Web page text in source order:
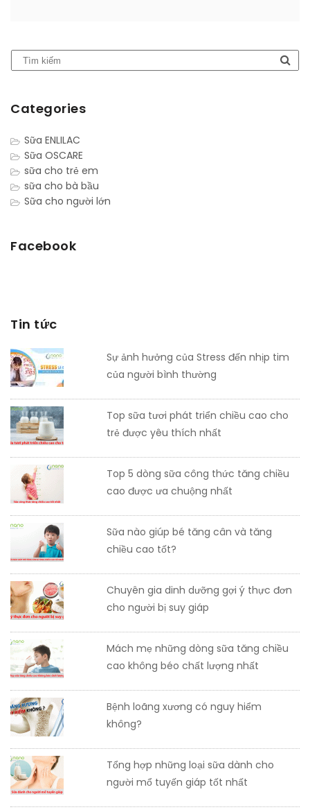
Categories
Sữa ENLILAC
Sữa OSCARE
sữa cho trẻ em
sữa cho bà bầu
Sữa cho người lớn
Facebook
Tin tức
Sự ảnh hưởng của Stress đến nhịp tim
của người bình thường
Top sữa tươi phát triển chiều cao cho
trẻ được yêu thích nhất
Top 5 dòng sữa công thức tăng chiều
cao được ưa chuộng nhất
Sữa nào giúp bé tăng cân và tăng
chiều cao tốt?
Chuyên gia dinh dưỡng gợi ý thực đơn
cho người bị suy giáp
Mách mẹ những dòng sữa tăng chiều
cao không béo chất lượng nhất
Bệnh loãng xương có nguy hiểm
không?
Tổng hợp những loại sữa dành cho
người mổ tuyến giáp tốt nhất